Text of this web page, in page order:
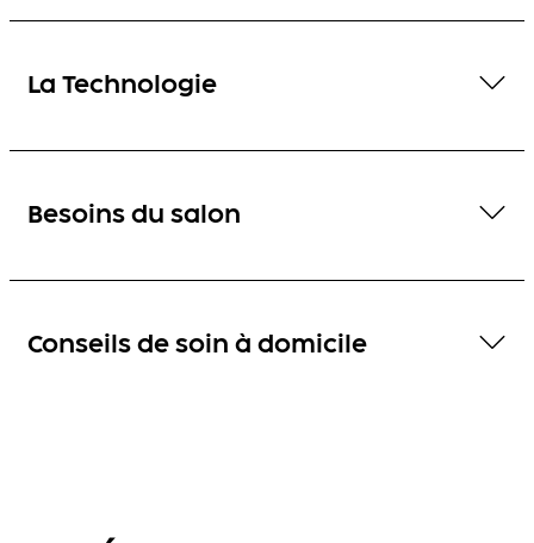
La Technologie
Besoins du salon
Conseils de soin à domicile